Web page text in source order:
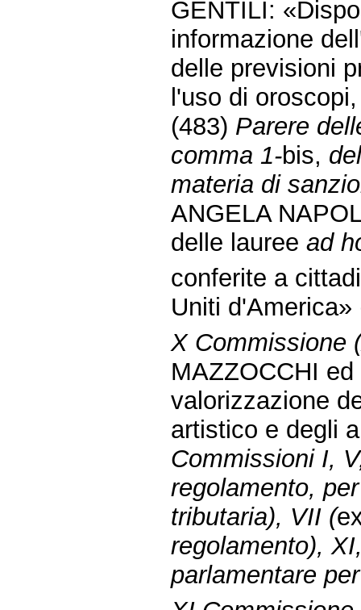
GENTILI:
informazione
delle previsioni
l'uso di
(483) Parere
comma 1-bis,
materia di
ANGELA
delle laureead
conferite a
Uniti
X Commissione
MAZZOCCHI
valorizzazione
artistico e degli
Commissioni I,
regolamento,
tributaria), VII (
regolamento),
parlamentare